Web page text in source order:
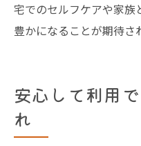
宅でのセルフケアや家族
豊かになることが期待さ
安心して利用
れ